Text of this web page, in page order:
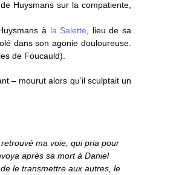
Huysmans sur la compatiente,
à la Salette , lieu de sa
dans son agonie douloureuse.
de Foucauld).
– mourut alors qu’il sculptait un
ma voie, qui pria pour
après sa mort à Daniel
le transmettre aux autres, le